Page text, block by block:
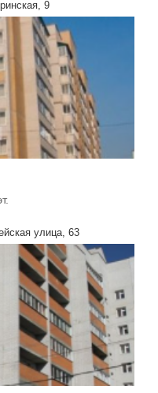
9
улица, 63